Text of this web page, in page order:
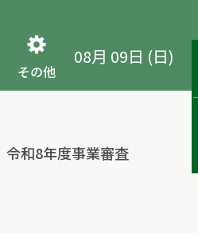
その他
08月 09日 (日)
令和8年度事業審査